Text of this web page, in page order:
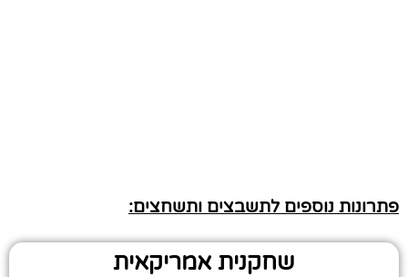
פתרונות נוספים לתשבצים ותשחצים:
שחקנית אמריקאית